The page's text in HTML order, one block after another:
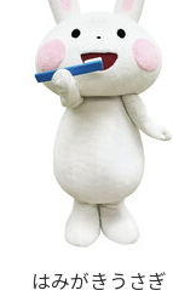
はみがきうさぎ